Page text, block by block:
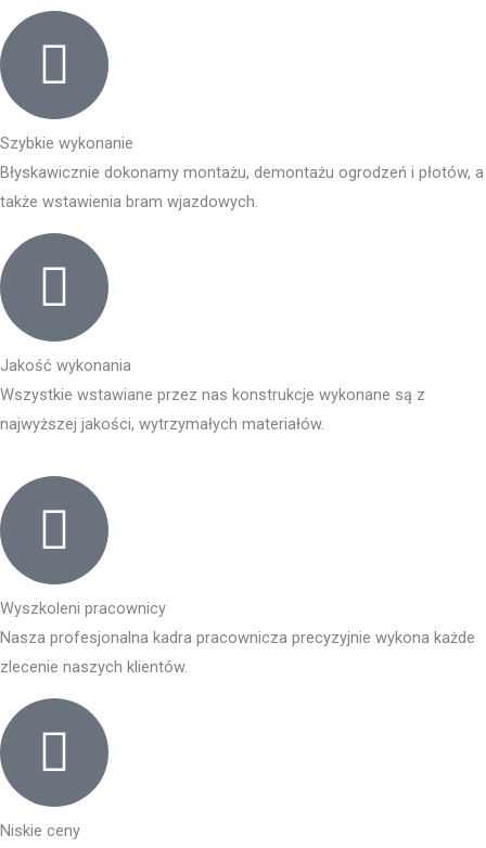
Szybkie wykonanie
Błyskawicznie dokonamy montażu, demontażu ogrodzeń i płotów, a
także wstawienia bram wjazdowych.
Jakość wykonania
Wszystkie wstawiane przez nas konstrukcje wykonane są z
najwyższej jakości, wytrzymałych materiałów.
Wyszkoleni pracownicy
Nasza profesjonalna kadra pracownicza precyzyjnie wykona każde
zlecenie naszych klientów.
Niskie ceny